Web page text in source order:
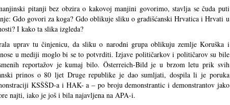
pitanji bez obzira o kakovoj manjini govorimo, stavlja se čuda puti
Gdo govori za koga? Gdo oblikuje sliku o gradišćanski Hrvatica i Hrvati u
I kako ta slika izgleda?
uprav tu činjenicu, da sliku o narodni grupa oblikuju zemlje Koruška i
u mediji moglo bi se to potvrditi. Izjave političarkov i političarov su bile
reportažov je kumaj bilo. Österreich-Bild je u brzom letu prik svih
prinos o 80 ljet Druge republike je dao sumljati, dospila li je poruka
KSŠŠD-a i HAK- a – po broju demonstrantic i demonstrantov jako
najti, iako je još i bila najavljena na APA-i.